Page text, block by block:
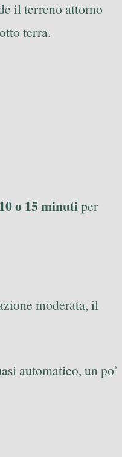
il terreno attorno
terra.
10 o 15 minutiper
moderata, il
automatico, un po’